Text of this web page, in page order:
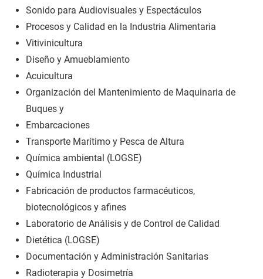
Sonido para Audiovisuales y Espectáculos
Procesos y Calidad en la Industria Alimentaria
Vitivinicultura
Diseño y Amueblamiento
Acuicultura
Organización del Mantenimiento de Maquinaria de
Buques y
Embarcaciones
Transporte Marítimo y Pesca de Altura
Química ambiental (LOGSE)
Química Industrial
Fabricación de productos farmacéuticos,
biotecnológicos y afines
Laboratorio de Análisis y de Control de Calidad
Dietética (LOGSE)
Documentación y Administración Sanitarias
Radioterapia y Dosimetría